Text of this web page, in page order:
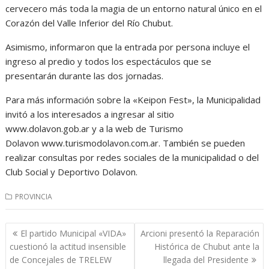
cervecero más toda la magia de un entorno natural único en el
Corazón del Valle Inferior del Río Chubut.
Asimismo, informaron que la entrada por persona incluye el
ingreso al predio y todos los espectáculos que se
presentarán durante las dos jornadas.
Para más información sobre la «Keipon Fest», la Municipalidad
invitó a los interesados a ingresar al sitio
www.dolavon.gob.ar y a la web de Turismo
Dolavon www.turismodolavon.com.ar. También se pueden
realizar consultas por redes sociales de la municipalidad o del
Club Social y Deportivo Dolavon.
PROVINCIA
Navegación
de
entradas
El partido Municipal «VIDA»
cuestionó la actitud insensible
de Concejales de TRELEW
Arcioni presentó la Reparación
Histórica de Chubut ante la
llegada del Presidente